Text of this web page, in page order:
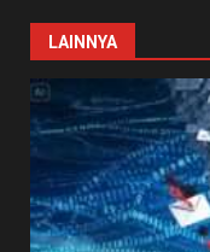
LAINNYA